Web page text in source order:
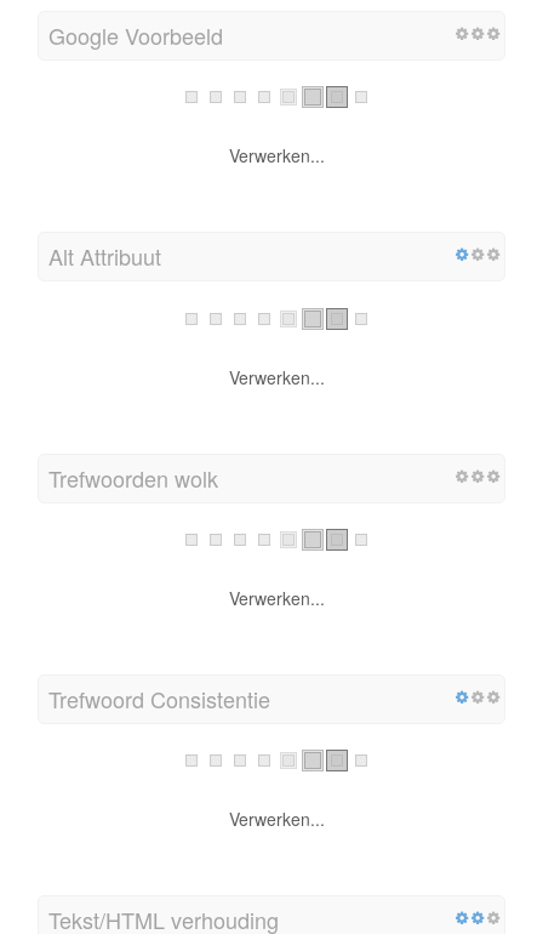
Google Voorbeeld
Verwerken...
Alt Attribuut
Verwerken...
Trefwoorden wolk
Verwerken...
Trefwoord Consistentie
Verwerken...
Tekst/HTML verhouding